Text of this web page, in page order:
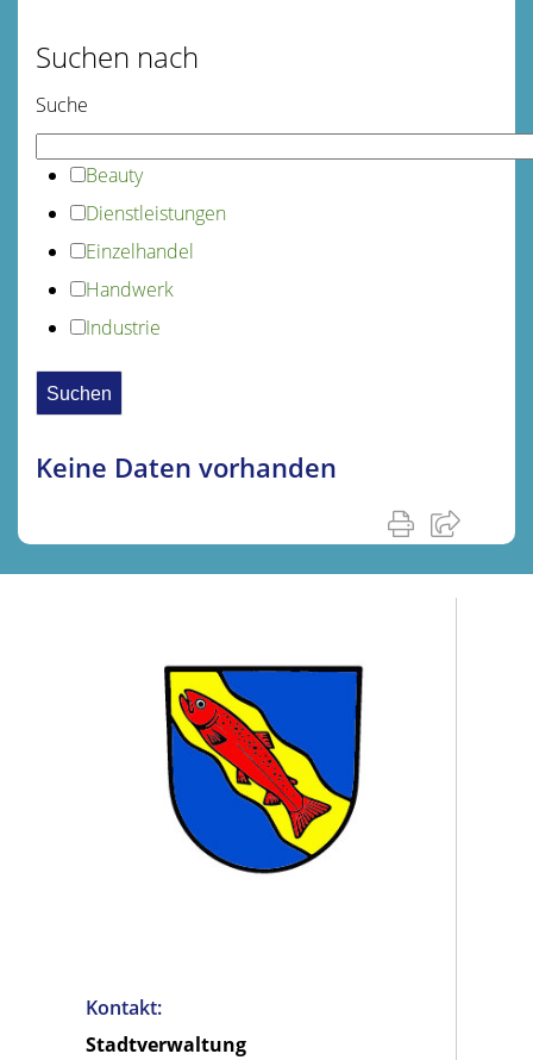
Suchen nach
Suche
Beauty
Dienstleistungen
Einzelhandel
Handwerk
Industrie
Keine Daten vorhanden
Kontakt:
Stadtverwaltung